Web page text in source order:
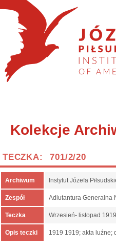
Kolekcje
TECZKA: 701/2/20
Archiwum Instytut Józefa
Zespół Adiutantura Generalna
Teczka Wrzesień- listopad 1919
Opis teczki 1919 1919; akta luźne;